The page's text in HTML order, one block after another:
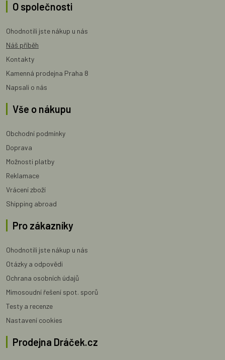
O společnosti
Ohodnotili jste nákup u nás
Náš příběh
Kontakty
Kamenná prodejna Praha 8
Napsali o nás
Vše o nákupu
Obchodní podmínky
Doprava
Možnosti platby
Reklamace
Vrácení zboží
Shipping abroad
Pro zákazníky
Ohodnotili jste nákup u nás
Otázky a odpovědi
Ochrana osobních údajů
Mimosoudní řešení spot. sporů
Testy a recenze
Nastavení cookies
Prodejna Dráček.cz